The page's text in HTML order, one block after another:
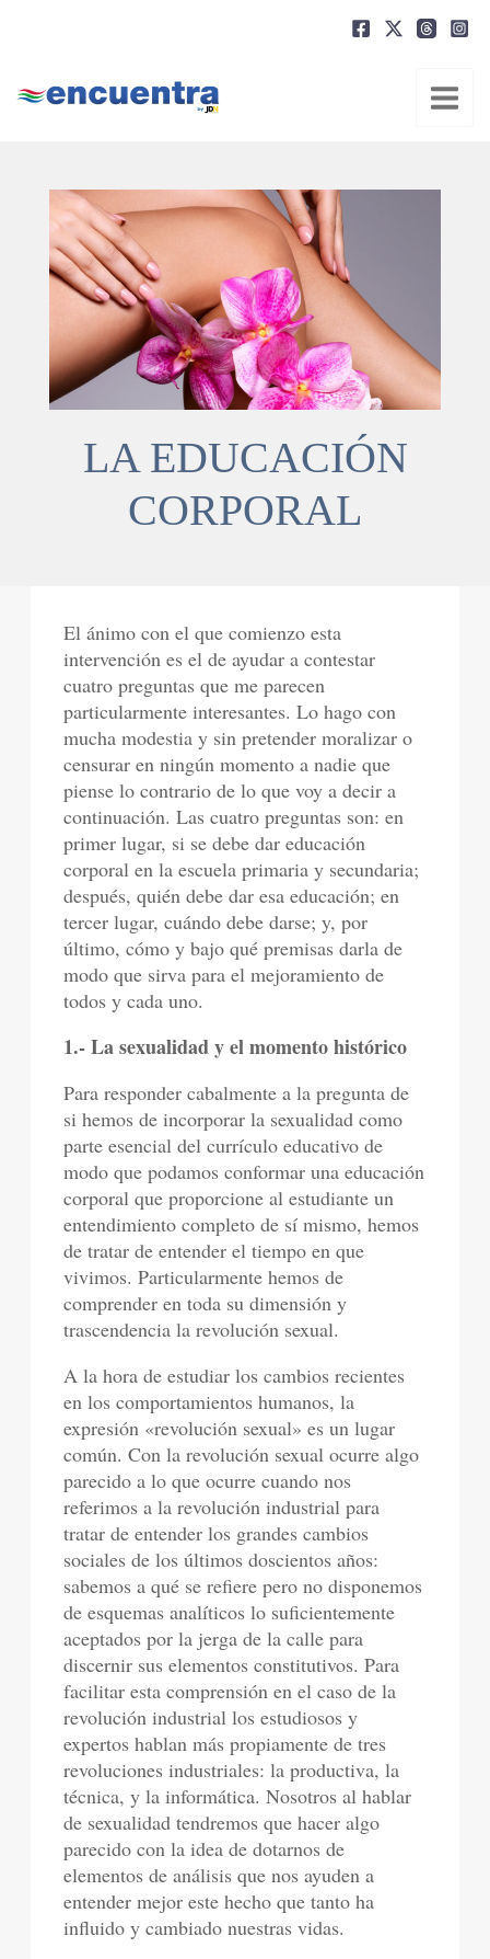
LA EDUCACIÓN
CORPORAL
El ánimo con el que comienzo esta
intervención es el de ayudar a contestar
cuatro preguntas que me parecen
particularmente interesantes. Lo hago con
mucha modestia y sin pretender moralizar o
censurar en ningún momento a nadie que
piense lo contrario de lo que voy a decir a
continuación. Las cuatro preguntas son: en
primer lugar, si se debe dar educación
corporal en la escuela primaria y secundaria;
después, quién debe dar esa educación; en
tercer lugar, cuándo debe darse; y, por
último, cómo y bajo qué premisas darla de
modo que sirva para el mejoramiento de
todos y cada uno.
1.- La sexualidad y el momento histórico
Para responder cabalmente a la pregunta de
si hemos de incorporar la sexualidad como
parte esencial del currículo educativo de
modo que podamos conformar una educación
corporal que proporcione al estudiante un
entendimiento completo de sí mismo, hemos
de tratar de entender el tiempo en que
vivimos. Particularmente hemos de
comprender en toda su dimensión y
trascendencia la revolución sexual.
A la hora de estudiar los cambios recientes
en los comportamientos humanos, la
expresión «revolución sexual» es un lugar
común. Con la revolución sexual ocurre algo
parecido a lo que ocurre cuando nos
referimos a la revolución industrial para
tratar de entender los grandes cambios
sociales de los últimos doscientos años:
sabemos a qué se refiere pero no disponemos
de esquemas analíticos lo suficientemente
aceptados por la jerga de la calle para
discernir sus elementos constitutivos. Para
facilitar esta comprensión en el caso de la
revolución industrial los estudiosos y
expertos hablan más propiamente de tres
revoluciones industriales: la productiva, la
técnica, y la informática. Nosotros al hablar
de sexualidad tendremos que hacer algo
parecido con la idea de dotarnos de
elementos de análisis que nos ayuden a
entender mejor este hecho que tanto ha
influido y cambiado nuestras vidas.